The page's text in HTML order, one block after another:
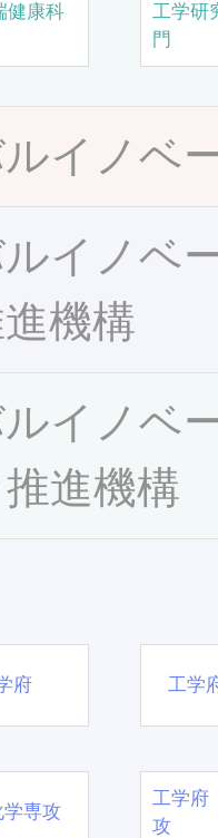
康科
工学研
門
イノベ
イノベ
機構
イノベ
進機構
府 工学
専攻
工学府
攻